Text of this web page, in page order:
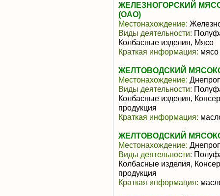
ЖЕЛЕЗНОГОРСКИЙ
(ОАО)
Местонахождение:
Виды деятельности:
Колбасные изделия, Мясо
Краткая информация: мясо
ЖЕЛТОВОДСКИЙ
Местонахождение:
Виды деятельности:
Колбасные изделия,
продукция
Краткая информация:
ЖЕЛТОВОДСКИЙ
Местонахождение:
Виды деятельности:
Колбасные изделия,
продукция
Краткая информация: